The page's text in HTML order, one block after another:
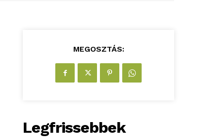
MEGOSZTÁS:
Legfrissebbek